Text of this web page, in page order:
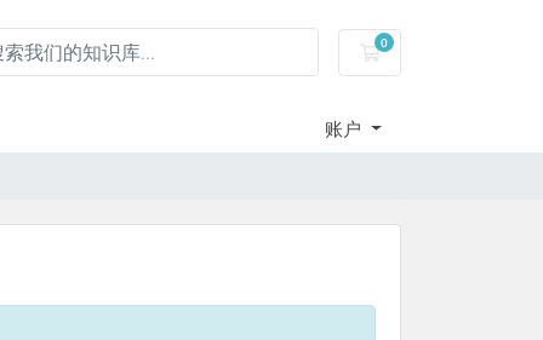
0
服务器租用-购物车
账户